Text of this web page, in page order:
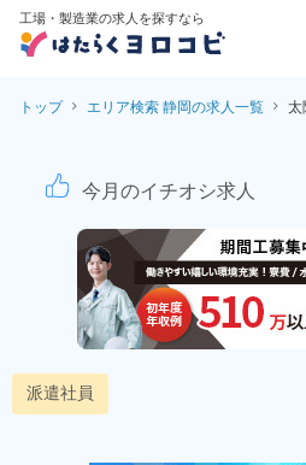
工場・製造業の求人を探すなら
トップ エリア検索 静岡の求人一覧 太
太陽光制御装
今月のイチオシ求人
派遣社員